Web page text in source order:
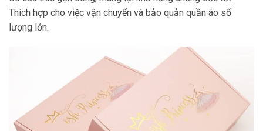
Thích hợp cho việc vận chuyển và bảo quản quần áo số
lượng lớn.